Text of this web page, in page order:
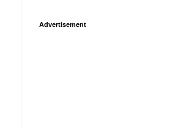
Advertisement